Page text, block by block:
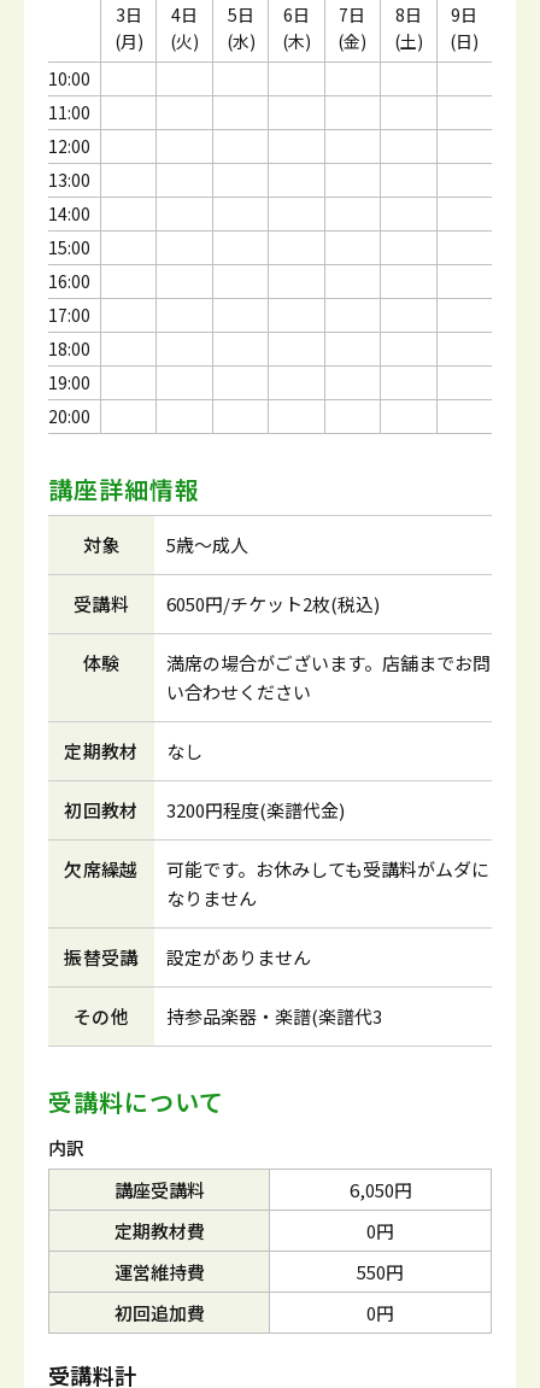
10:00
11:00
12:00
13:00
14:00
15:00
16:00
17:00
18:00
19:00
20:00
3日
(月)
4日
(火)
5日
(水)
6日
(木)
7日
(金)
8日
(土)
9日
(日)
講座詳細情報
対象 5歳～成人
受講料 6050円/チケット2枚(税込)
体験
満席の場合がございます。店舗までお問
い合わせください
定期教材 なし
初回教材 3200円程度(楽譜代金)
欠席繰越
可能です。お休みしても受講料がムダに
なりません
振替受講 設定がありません
その他 持参品楽器・楽譜(楽譜代3
受講料について
内訳
講座受講料
6,050円
定期教材費
0円
運営維持費
550円
初回追加費
0円
受講料計